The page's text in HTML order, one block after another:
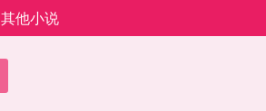
其他小说